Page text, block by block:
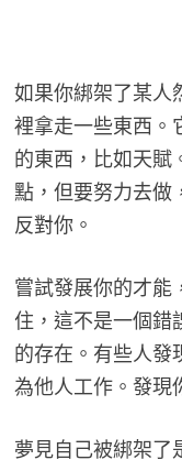
如果你綁架了某人
裡拿走一些東西。
的東西，比如天賦
點，但要努力去做
反對你。
嘗試發展你的才能
住，這不是一個錯
的存在。有些人發
為他人工作。發現
夢見自己被綁架了